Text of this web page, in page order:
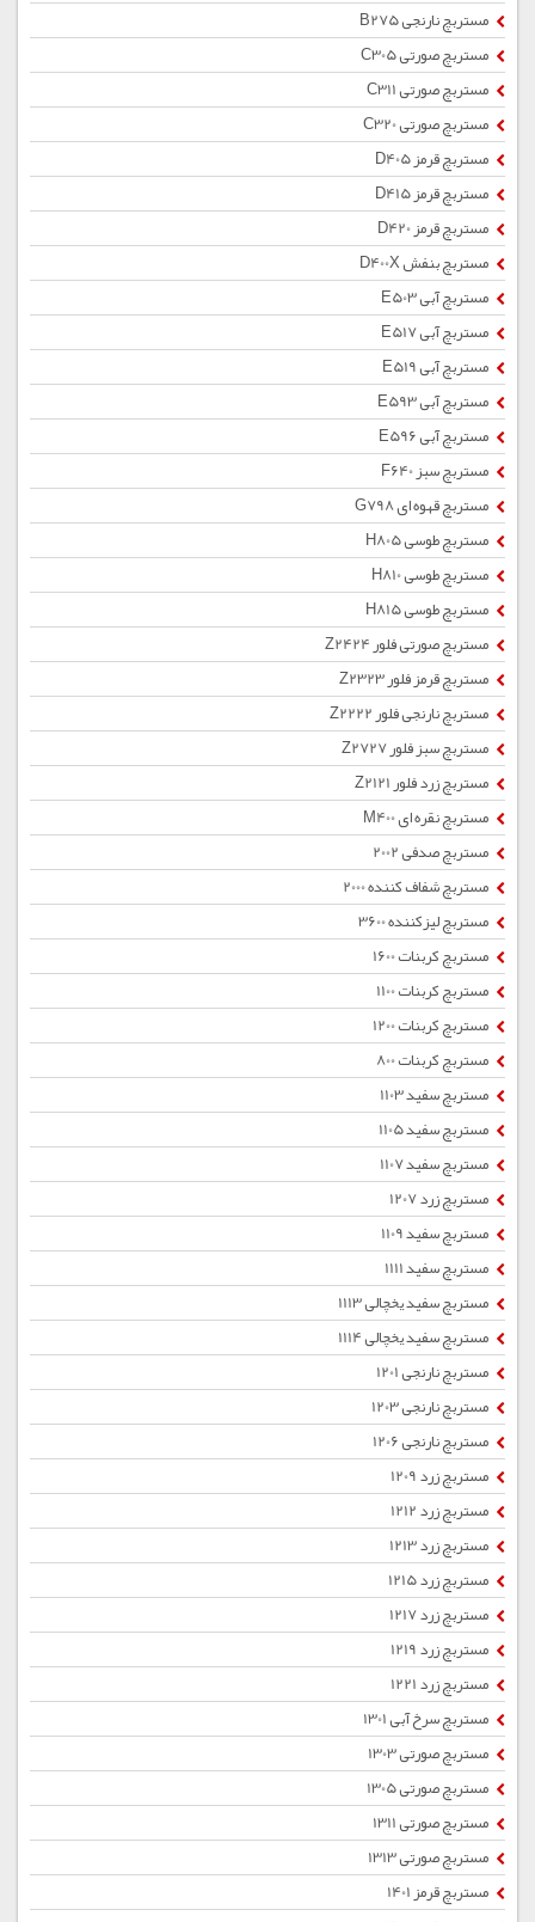
مستربچ نارنجی B275
مستربچ صورتی C305
مستربچ صورتی C311
مستربچ صورتی C320
مستربچ قرمز D405
مستربچ قرمز D415
مستربچ قرمز D420
مستربچ بنفش D400X
مستربچ آبی E503
مستربچ آبی E517
مستربچ آبی E519
مستربچ آبی E593
مستربچ آبی E596
مستربچ سبز F640
مستربچ قهوه ای G798
مستربچ طوسی H805
مستربچ طوسی H810
مستربچ طوسی H815
مستربچ صورتی فلور Z2424
مستربچ قرمز فلور Z2323
مستربچ نارنجی فلور Z2222
مستربچ سبز فلور Z2727
مستربچ زرد فلور Z2121
مستربچ نقره ای M400
مستربچ صدفی 2002
مستربچ شفاف کننده 2000
مستربچ لیزکننده 3600
مستربچ کربنات 1600
مستربچ کربنات 1100
مستربچ کربنات 1200
مستربچ کربنات 800
مستربچ سفید 1103
مستربچ سفید 1105
مستربچ سفید 1107
مستربچ زرد 1207
مستربچ سفید 1109
مستربچ سفید 1111
مستربچ سفید یخچالی 1113
مستربچ سفید یخچالی 1114
مستربچ نارنجی 1201
مستربچ نارنجی 1203
مستربچ نارنجی 1206
مستربچ زرد 1209
مستربچ زرد 1212
مستربچ زرد 1213
مستربچ زرد 1215
مستربچ زرد 1217
مستربچ زرد 1219
مستربچ زرد 1221
مستربچ سرخ آبی 1301
مستربچ صورتی 1303
مستربچ صورتی 1305
مستربچ صورتی 1311
مستربچ صورتی 1313
مستربچ قرمز 1401